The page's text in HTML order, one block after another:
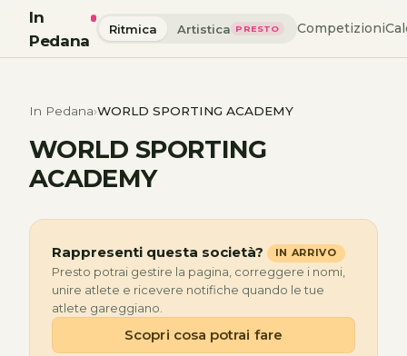
In
Pedana
Ritmica Artistica PRESTO Competizioni
In Pedana WORLD SPORTING ACADEMY
WORLD SPORTING
ACADEMY
Rappresenti questa società? IN ARRIVO
Presto potrai gestire la pagina, correggere i nomi,
unire atlete e ricevere notifiche quando le tue
atlete gareggiano.
Scopri cosa potrai fare